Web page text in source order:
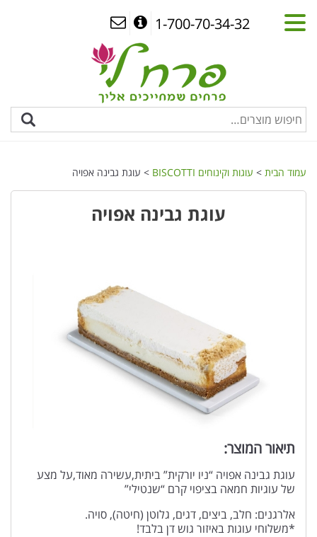
1-700-70-34-32
עמוד הבית > עוגות וקינוחים BISCOTTI > עוגת גבינה אפויה
עוגת גבינה אפויה
תיאור המוצר:
עוגת גבינה אפויה “ניו יורקית” ביתית,עשירה מאוד,על מצע
של עוגיות חמאה בציפוי קרם “שנטילי”
אלרגנים: חלב, ביצים, דגים, גלוטן (חיטה), סויה.
*משלוחי עוגות באיזור גוש דן בלבד!